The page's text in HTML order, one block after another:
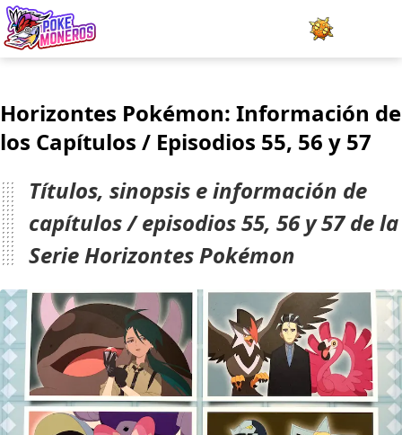
Minijuegos
Team Builder
Tabla de Tipos
Naturalezas
Noticias
LOGIN
Horizontes Pokémon: Información de
los Capítulos / Episodios 55, 56 y 57
Títulos, sinopsis e información de
capítulos / episodios 55, 56 y 57 de la
Serie Horizontes Pokémon